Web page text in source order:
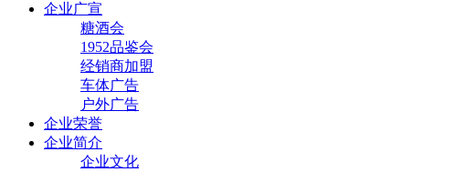
企业广宣
糖酒会
1952品鉴会
经销商加盟
车体广告
户外广告
企业荣誉
企业简介
企业文化